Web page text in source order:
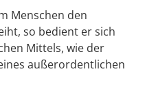
Menschen den
so bedient er sich
Mittels, wie der
außerordentlichen